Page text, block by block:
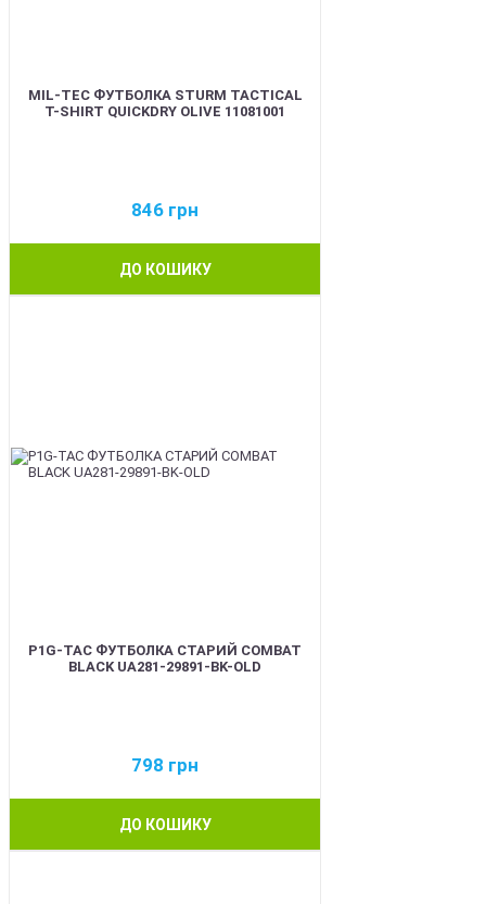
MIL-TEC ФУТБОЛКА STURM TACTICAL
T-SHIRT QUICKDRY OLIVE 11081001
846 грн
ДО КОШИКУ
P1G-TAC ФУТБОЛКА СТАРИЙ COMBAT
BLACK UA281-29891-BK-OLD
798 грн
ДО КОШИКУ